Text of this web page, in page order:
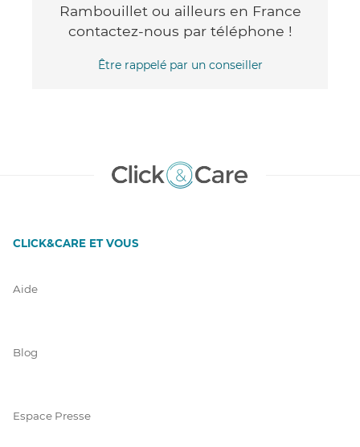
Rambouillet ou ailleurs en France
contactez-nous par téléphone !
Être rappelé par un conseiller
CLICK&CARE ET VOUS
Aide
Blog
Espace Presse